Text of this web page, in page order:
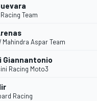
Team
Mahindra Aspar Team
Giannantonio
Racing Moto3
Racing